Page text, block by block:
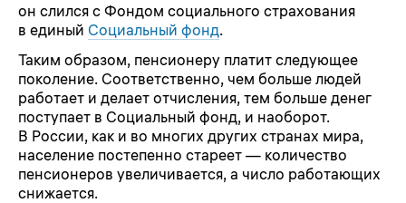
он слился с Фондом социального страхования
в единый Социальный фонд.
Таким образом, пенсионеру платит следующее
поколение. Соответственно, чем больше людей
работает и делает отчисления, тем больше денег
поступает в Социальный фонд, и наоборот.
В России, как и во многих других странах мира,
население постепенно стареет — количество
пенсионеров увеличивается, а число работающих
снижается.